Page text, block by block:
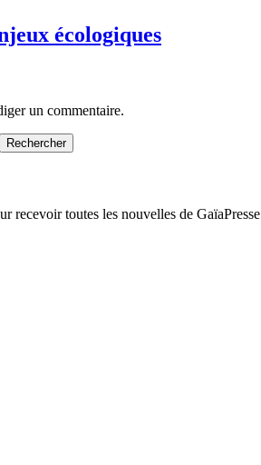
écologiques
un commentaire.
recevoir toutes les nouvelles de GaïaPresse